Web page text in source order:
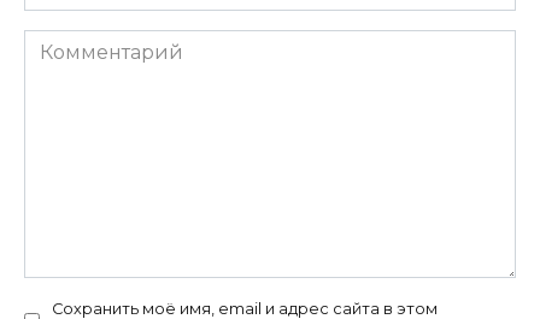
Комментарий
Сохранить моё имя, email и адрес сайта в этом